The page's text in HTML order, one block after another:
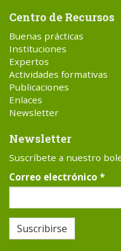
Centro de Recursos
Buenas prácticas
Instituciones
Expertos
Actividades formativas
Publicaciones
Enlaces
Newsletter
Newsletter
Suscríbete a nuestro
Correo electrónico *
Suscribirse